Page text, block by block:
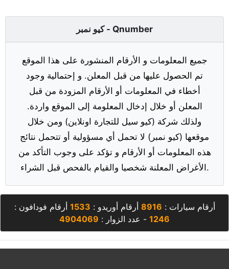
كيو نمبر - Qnumber
جميع المعلومات و الأرقام المنشورة على هذا الموقع
تم الحصول عليها من قبل المعلن. و إحتمالية وجود
أخطاء في المعلومات أو الأرقام المزودة من قبل
المعلن أو خلال إدخال المعلومة إلى الموقع واردة.
ولذلك شركة (كيو سيل للتجارة اونلاين) ومن خلال
موقعها (كيو نمبر) لا تحمل أي مسؤولية أو تتحمل نتائج
هذه المعلومات أو الأرقام و تؤكد على وجوب التأكد من
الأغراض المعلنة شخصيا والقيام بالفحص قبل الشراء.
أرقام سيارات : 8916 أرقام أوريدو : 1533 أرقام فودافون :
1246 - عدد الزوار : 4904069